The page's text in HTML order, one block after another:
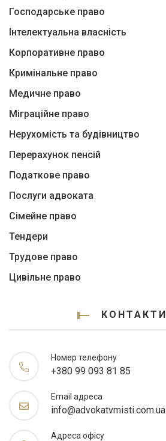
Господарське право
Інтелектуальна власність
Корпоративне право
Кримінальне право
Медичне право
Міграційне право
Нерухомість та будівництво
Перерахунок пенсій
Податкове право
Послуги адвоката
Сімейне право
Тендери
Трудове право
Цивільне право
КОНТАКТИ
Номер телефону
+380 99 093 81 85
Email адреса
info@advokatvmisti.com.ua
Адреса офісу